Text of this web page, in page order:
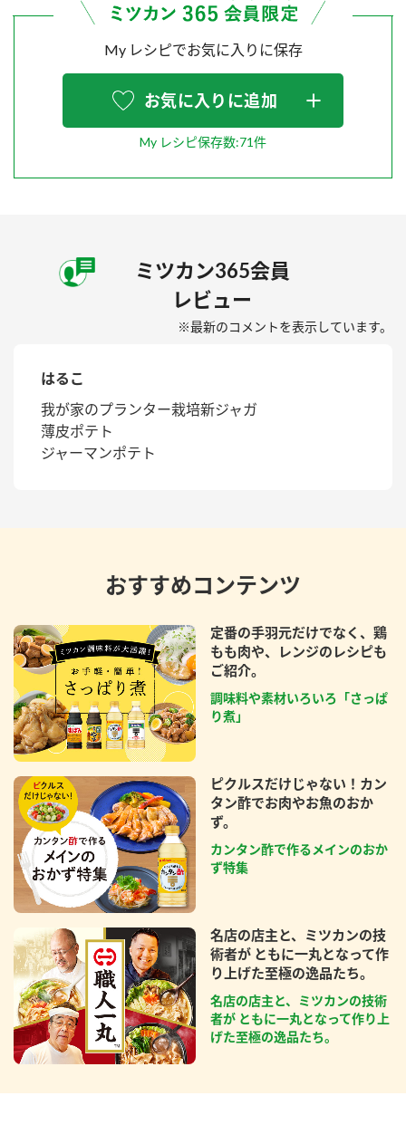
My レシピでお気に入りに保存
お気に入りに追加
My レシピ保存数:71件
ミツカン365会員
レビュー
※最新のコメントを表示しています。
はるこ
我が家のプランター栽培新ジャガ
薄皮ポテト
ジャーマンポテト
おすすめコンテンツ
定番の手羽元だけでなく、鶏
もも肉や、レンジのレシピも
ご紹介。
調味料や素材いろいろ「さっぱ
り煮」
ピクルスだけじゃない！カン
タン酢でお肉やお魚のおか
ず。
カンタン酢で作るメインのおか
ず特集
名店の店主と、ミツカンの技
術者が ともに一丸となって作
り上げた至極の逸品たち。
名店の店主と、ミツカンの技術
者が ともに一丸となって作り上
げた至極の逸品たち。